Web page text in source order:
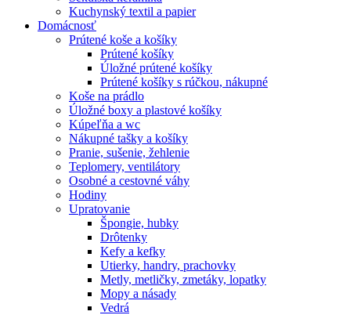
Kuchynský textil a papier
Domácnosť
Prútené koše a košíky
Prútené košíky
Úložné prútené košíky
Prútené košíky s rúčkou, nákupné
Koše na prádlo
Úložné boxy a plastové košíky
Kúpeľňa a wc
Nákupné tašky a košíky
Pranie, sušenie, žehlenie
Teplomery, ventilátory
Osobné a cestovné váhy
Hodiny
Upratovanie
Špongie, hubky
Drôtenky
Kefy a kefky
Utierky, handry, prachovky
Metly, metličky, zmetáky, lopatky
Mopy a násady
Vedrá